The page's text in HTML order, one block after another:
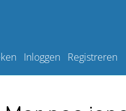
Inloggen Registreren